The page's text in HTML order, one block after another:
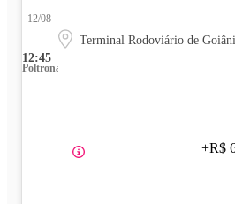
12:45
12/08
Terminal Rodoviário de
Poltrona
+R$